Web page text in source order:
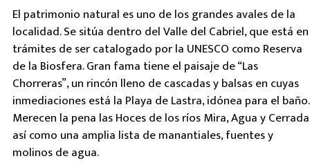
El patrimonio natural es uno de los grandes avales de la
localidad. Se sitúa dentro del Valle del Cabriel, que está en
trámites de ser catalogado por la UNESCO como Reserva
de la Biosfera. Gran fama tiene el paisaje de “Las
Chorreras”, un rincón lleno de cascadas y balsas en cuyas
inmediaciones está la Playa de Lastra, idónea para el baño.
Merecen la pena las Hoces de los ríos Mira, Agua y Cerrada
así como una amplia lista de manantiales, fuentes y
molinos de agua.